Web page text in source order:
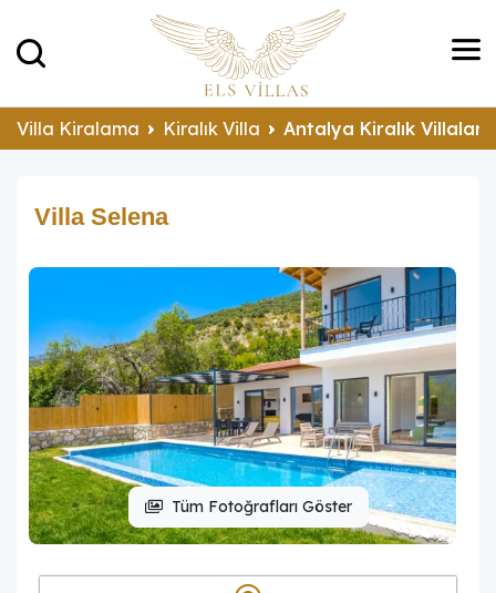
Villa Kiralama Kiralık Villa Antalya Kiralık Villalar
Villa Selena
Tüm Fotoğrafları Göster